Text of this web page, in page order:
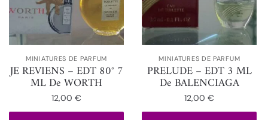
MINIATURES DE PARFUM
JE REVIENS – EDT 80° 7
ML De WORTH
12,00€
MINIATURES DE PARFUM
PRELUDE – EDT 3 ML
De BALENCIAGA
12,00€